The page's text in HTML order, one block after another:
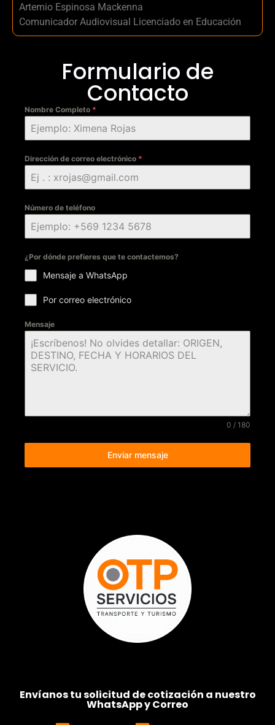
Artemio Espinosa Mackenna
Comunicador Audiovisual Licenciado en Educación
Formulario de
Contacto
Nombre Completo *
Dirección de correo electrónico *
Número de teléfono
¿Por dónde prefieres que te contactemos?
Mensaje a WhatsApp
Por correo electrónico
Mensaje
0 / 180
Enviar mensaje
Envíanos tu solicitud de cotización a nuestro
WhatsApp y Correo